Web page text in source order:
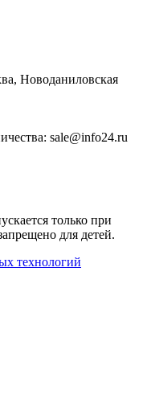
Новоданиловская
sale@info24.ru
только при
для детей.
технологий